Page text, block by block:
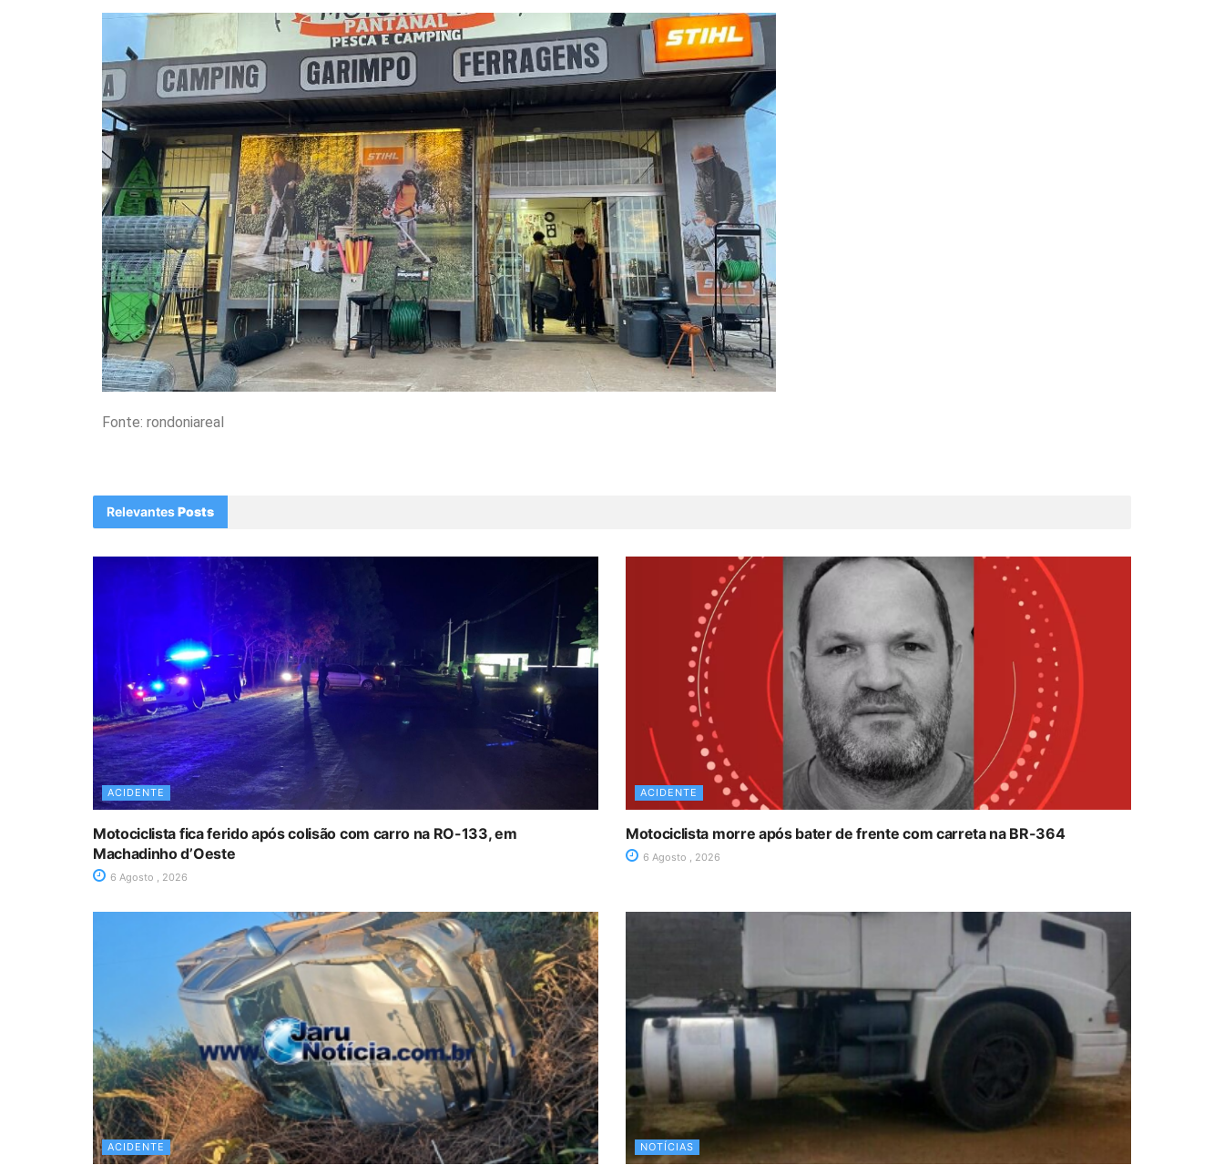
Fonte: rondoniareal
RelevantesPosts
ACIDENTE
Motociclista fica ferido após colisão com carro na RO-133, em
Machadinho d’Oeste
6 Agosto , 2026
ACIDENTE
Motociclista morre após bater de frente com carreta na BR-364
6 Agosto , 2026
ACIDENTE NOTÍCIAS